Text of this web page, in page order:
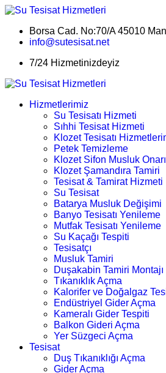
Borsa Cad. No:70/A 45010
info@sutesisat.net
7/24 Hizmetinizdeyiz
Hizmetlerimiz
Su Tesisatı Hizmeti
Sıhhi Tesisat Hizmeti
Klozet Tesisatı
Petek Temizleme
Klozet Sifon Musluk
Klozet Şamandıra Tamiri
Tesisat & Tamirat Hizmeti
Su Tesisat
Batarya Musluk Değişimi
Banyo Tesisatı Yenileme
Mutfak Tesisatı Yenileme
Su Kaçağı Tespiti
Tesisatçı
Musluk Tamiri
Duşakabin Tamiri Montajı
Tıkanıklık Açma
Kalorifer ve Doğalgaz
Endüstriyel Gider Açma
Kameralı Gider Tespiti
Balkon Gideri Açma
Yer Süzgeci Açma
Tesisat
Duş Tıkanıklığı Açma
Gider Açma